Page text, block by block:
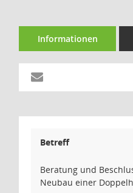
Informationen
Betreff
Beratung und
Neubau einer